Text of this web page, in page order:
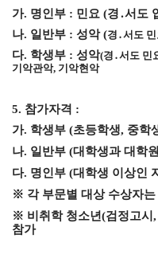
가. 명인부 : 민요 (경․서도
나. 일반부 : 성악(경 ․서도
다. 학생부 : 성악(경 ․서도 민
기악관악, 기악현악
5. 참가자격 :
가. 학생부 (초등학생, 중학
나. 일반부 (대학생과 대학
다. 명인부 (대학생 이상인
※ 각 부문별 대상 수상자
※ 비취학 청소년(검정고시 ,
참가